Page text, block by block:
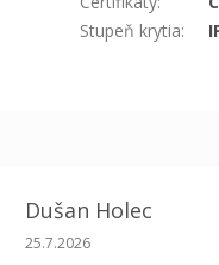
Stupeň krytia:
Dušan Holec
Hodnotenie obchodu je 5
25.7.2026